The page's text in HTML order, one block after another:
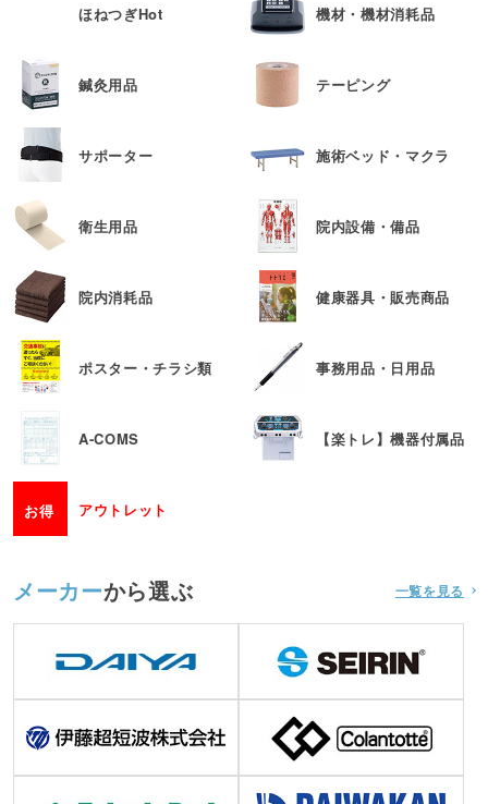
ほねつぎHot 機材・機材消耗品
鍼灸用品 テーピング
サポーター 施術ベッド・マクラ
衛生用品 院内設備・備品
院内消耗品 健康器具・販売商品
ポスター・チラシ類 事務用品・日用品
A-COMS 【楽トレ】機器付属品
お得 アウトレット
メーカーから選ぶ 一覧を見る